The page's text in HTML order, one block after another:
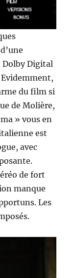
Dolby Digital
du film si
de Molière,
» vous en
est
avec
de fort
manque
Les